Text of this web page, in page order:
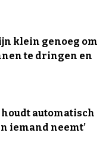
klein genoeg om
te dringen en
automatisch
iemand neemt’